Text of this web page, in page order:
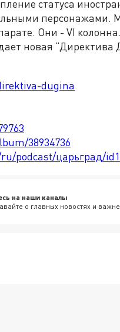
статуса
персонажами.
Они - VI
новая “Директива
dugina
38934736
podcast/царьград/
на наши каналы
о главных новостях и